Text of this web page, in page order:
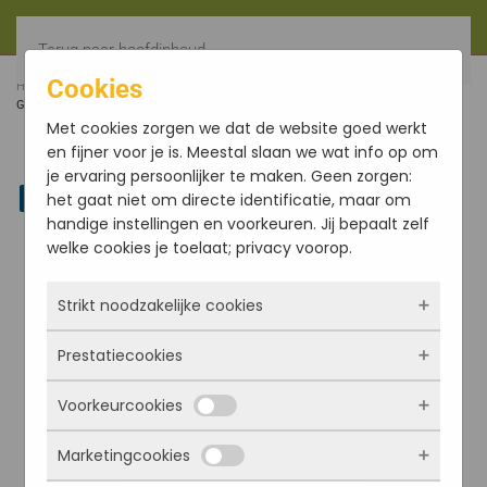
Terug naar hoofdinhoud
HOME FILTER
GEURSACHETS (10)
Linkedin
Cookies
Met cookies zorgen we dat de website goed werkt
en fijner voor je is. Meestal slaan we wat info op om
je ervaring persoonlijker te maken. Geen zorgen:
het gaat niet om directe identificatie, maar om
handige instellingen en voorkeuren. Jij bepaalt zelf
welke cookies je toelaat; privacy voorop.
Strikt noodzakelijke cookies
Deze cookies zorgen ervoor dat de website
überhaupt werkt. Ze zijn dus altijd actief en
kunnen niet worden uitgezet. Meestal worden
ze alleen geplaatst als jij iets doet, zoals
inloggen, een formulier invullen of je
Prestatiecookies
Met deze cookies zien we hoe vaak onze site
bezocht wordt, waar bezoekers vandaan
komen en welke pagina’s populair zijn. Zo
Voorkeurcookies
Deze cookies onthouden jouw voorkeuren.
Marketingcookies